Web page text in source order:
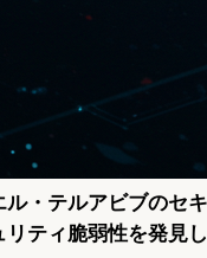
ル・テルアビブの
リティ脆弱性を発見